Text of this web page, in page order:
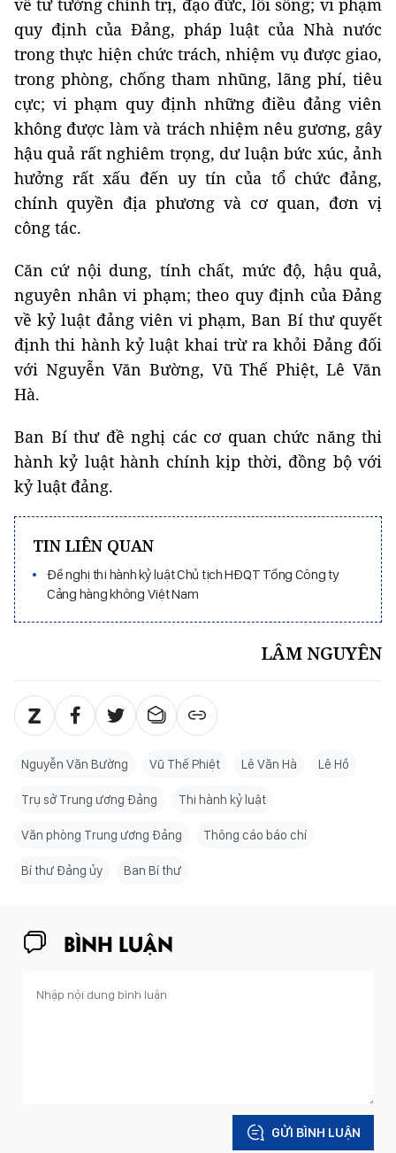
về tư tưởng chính trị, đạo đức, lối sống; vi phạm
quy định của Đảng, pháp luật của Nhà nước
trong thực hiện chức trách, nhiệm vụ được giao,
trong phòng, chống tham nhũng, lãng phí, tiêu
cực; vi phạm quy định những điều đảng viên
không được làm và trách nhiệm nêu gương, gây
hậu quả rất nghiêm trọng, dư luận bức xúc, ảnh
hưởng rất xấu đến uy tín của tổ chức đảng,
chính quyền địa phương và cơ quan, đơn vị
công tác.
Căn cứ nội dung, tính chất, mức độ, hậu quả,
nguyên nhân vi phạm; theo quy định của Đảng
về kỷ luật đảng viên vi phạm, Ban Bí thư quyết
định thi hành kỷ luật khai trừ ra khỏi Đảng đối
với Nguyễn Văn Bường, Vũ Thế Phiệt, Lê Văn
Hà.
Ban Bí thư đề nghị các cơ quan chức năng thi
hành kỷ luật hành chính kịp thời, đồng bộ với
kỷ luật đảng.
TIN LIÊN QUAN
Đề nghị thi hành kỷ luật Chủ tịch HĐQT Tổng Công ty
Cảng hàng không Việt Nam
LÂM NGUYÊN
Nguyễn Văn Bường Vũ Thế Phiệt Lê Văn Hà Lê Hồ
Trụ sở Trung ương Đảng Thi hành kỷ luật
Văn phòng Trung ương Đảng Thông cáo báo chí
Bí thư Đảng ủy Ban Bí thư
BÌNH LUẬN
GỬI BÌNH LUẬN